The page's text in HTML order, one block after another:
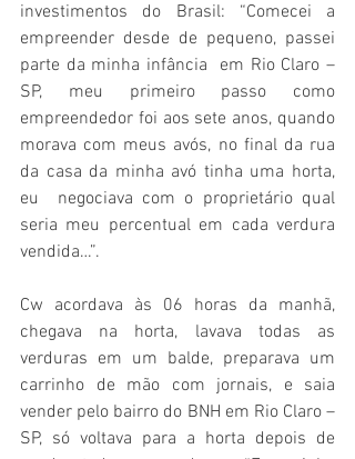
investimentos do Brasil: “Comecei a
empreender desde de pequeno, passei
parte da minha infância  em Rio Claro –
SP, meu primeiro passo como
empreendedor foi aos sete anos, quando
morava com meus avós, no final da rua
da casa da minha avó tinha uma horta,
eu  negociava com o proprietário qual
seria meu percentual em cada verdura
vendida…”.
Cw acordava às 06 horas da manhã,
chegava na horta, lavava todas as
verduras em um balde, preparava um
carrinho de mão com jornais, e saia
vender pelo bairro do BNH em Rio Claro –
SP, só voltava para a horta depois de